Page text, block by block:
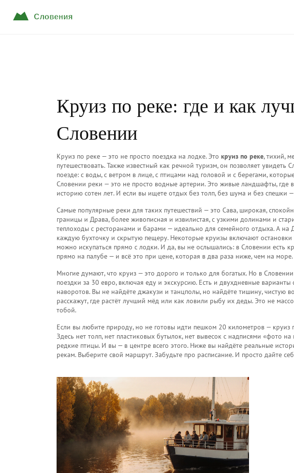
Круиз по реке: где и как
Словении
Круиз по реке — это не просто поездка на лодке. Это круиз по реке,тихий,
путешествовать. Также известный как речной туризм, он позволяет увидеть
поезде: с воды, с ветром в лице, с птицами над головой и с берегами,
Словении реки — это не просто водные артерии. Это живые ландшафты, где
историю сотен лет. И если вы ищете отдых без толп, без шума и без спешки
Самые популярные реки для таких путешествий — это Сава, широкая,
границы и Драва,более живописная и извилистая, с узкими долинами и
теплоходы с ресторанами и барами — идеально для семейного отдыха. А
каждую бухточку и скрытую пещеру. Некоторые круизы включают
можно искупаться прямо с лодки. И да, вы не ослышались: в Словении есть
прямо на палубе — и всё это при цене, которая в два раза ниже, чем на море.
Многие думают, что круиз — это дорого и только для богатых. Но в
поездки за 30 евро, включая еду и экскурсию. Есть и двухдневные
наворотов. Вы не найдёте джакузи и танцполы, но найдёте тишину, чистую
расскажут, где растёт лучший мёд или как ловили рыбу их деды. Это не
тобой.
Если вы любите природу, но не готовы идти пешком 20 километров —
Здесь нет толп, нет пластиковых бутылок, нет вывесок с надписями «фото
редкие птицы. И вы — в центре всего этого. Ниже вы найдёте реальные
рекам. Выберите свой маршрут. Забудьте про расписание. И просто дайте